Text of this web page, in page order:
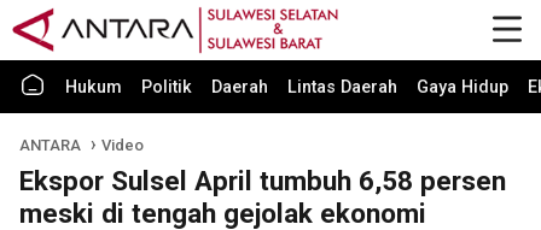
Hukum Politik Daerah Lintas Daerah Gaya Hidup
ANTARA Video
Ekspor Sulsel April tumbuh 6,58 persen
meski di tengah gejolak ekonomi